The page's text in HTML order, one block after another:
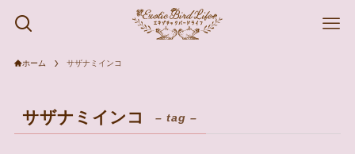
ホーム サザナミインコ
サザナミインコ – tag –